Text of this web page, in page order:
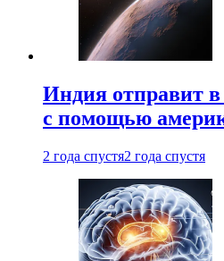
Индия отправит
с помощью
2 года спустя2 года спустя